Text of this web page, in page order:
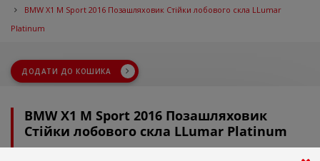
BMW X1 M Sport 2016 Позашляховик Стійки лобового скла LLumar
Platinum
ДОДАТИ ДО КОШИКА
BMW X1 M Sport 2016 Позашляховик
Стійки лобового скла LLumar Platinum